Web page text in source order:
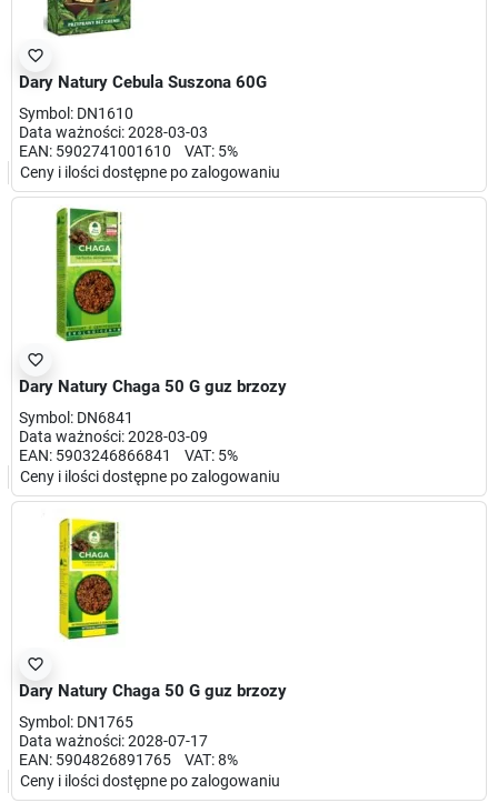
favorite_border
Dary Natury Cebula Suszona 60G
Symbol: DN1610
Data ważności: 2028-03-03
EAN: 5902741001610 VAT: 5%
Ceny i ilości dostępne po zalogowaniu
favorite_border
Dary Natury Chaga 50 G guz brzozy
Symbol: DN6841
Data ważności: 2028-03-09
EAN: 5903246866841 VAT: 5%
Ceny i ilości dostępne po zalogowaniu
favorite_border
Dary Natury Chaga 50 G guz brzozy
Symbol: DN1765
Data ważności: 2028-07-17
EAN: 5904826891765 VAT: 8%
Ceny i ilości dostępne po zalogowaniu